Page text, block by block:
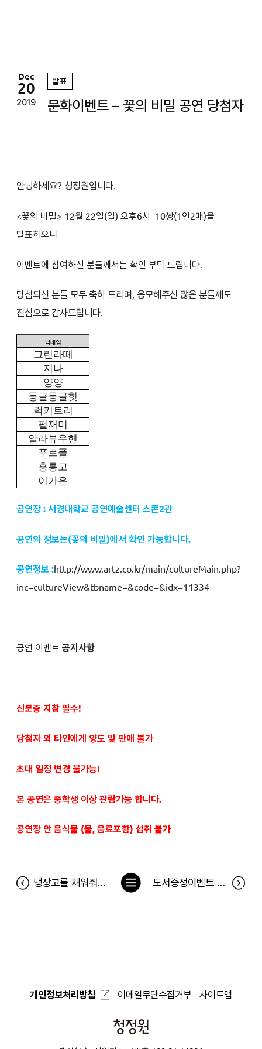
Dec
20
2019
발표
문화이벤트 – 꽃의 비밀 공연 당첨자
안녕하세요? 청정원입니다.
<꽃의 비밀> 12월 22일(일) 오후6시
_10쌍(1인2매)을
발표하오니
이벤트에 참여하신 분들께서는 확인 부탁 드립니다.
당첨되신 분들 모두 축하 드리며, 응모해주신 많은 분들께도
진심으로 감사드립니다.
닉네임
그린라떼
지나
양양
동글동글힛
럭키트리
펄재미
알라뷰우헨
푸르풀
홍롱고
이가은
공연장 : 서경대학교 공연예술센터 스콘2관
공연의 정보는(꽃의 비밀)에서 확인 가능합니다.
공연정보 :http://www.artz.co.kr/main/cultureMain.php?
inc=cultureView&tbname=&code=&idx=11334
공연 이벤트 공지사항
신분증 지참 필수!
당첨자 외 타인에게 양도 및 판매 불가
초대 일정 변경 불가능!
본 공연은 중학생 이상 관람가능 합니다.
공연장 안 음식물 (물, 음료포함) 섭취 불가
냉장고를 채워줘 152차 당첨자(12월 9일~12월 15일) 도서증정이벤트 <공부머리를 완성하는 초등 글쓰기> 당첨자
목
록
개인정보처리방침 이메일무단수집거부 사이트맵
청